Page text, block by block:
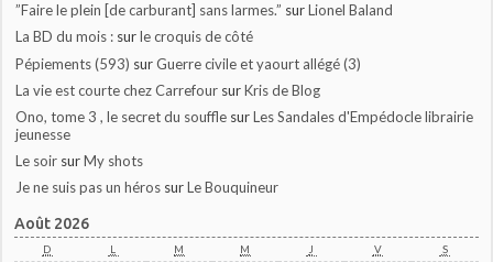
”Faire le plein [de carburant] sans larmes.” surLionel Baland
La BD du mois : surle croquis de côté
Pépiements (593) surGuerre civile et yaourt allégé (3)
La vie est courte chez Carrefour surKris de Blog
Ono, tome 3 , le secret du souffle surLes Sandales d'Empédocle librairie
jeunesse
Le soir surMy shots
Je ne suis pas un héros surLe Bouquineur
Août 2026
D L M M J V S